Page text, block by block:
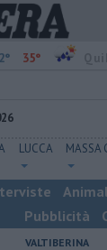
35°
LUCCA MASSA
Pubblicità
VALTIBERINA